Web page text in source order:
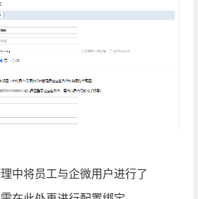
中将员工与企微用户进行了